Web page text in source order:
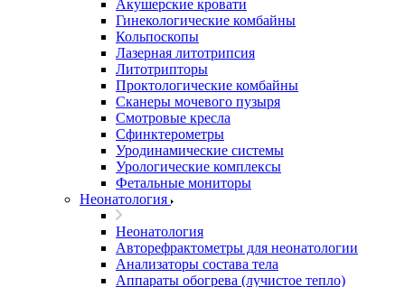
Акушерские кровати
Гинекологические комбайны
Кольпоскопы
Лазерная литотрипсия
Литотрипторы
Проктологические комбайны
Сканеры мочевого пузыря
Смотровые кресла
Сфинктерометры
Уродинамические системы
Урологические комплексы
Фетальные мониторы
Неонатология
Неонатология
Авторефрактометры для неонатологии
Анализаторы состава тела
Аппараты обогрева (лучистое тепло)